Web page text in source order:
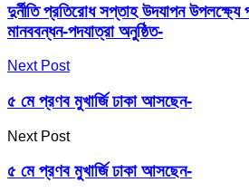
দুর্নীতি প্রতিরোধ সপ্তাহ উদযাপন উপলক্ষ্যে
মানববন্ধন-পদযাত্রা অনুষ্ঠিত-
Next Post
৫ মে প্রণব মুখার্জি ঢাকা আসছেন-
Next Post
৫ মে প্রণব মুখার্জি ঢাকা আসছেন-